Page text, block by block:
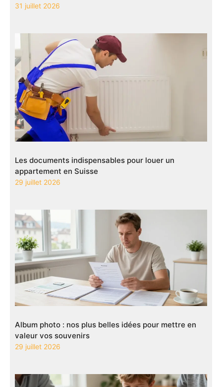
31 juillet 2026
Les documents indispensables pour louer un
appartement en Suisse
29 juillet 2026
Album photo : nos plus belles idées pour mettre en
valeur vos souvenirs
29 juillet 2026